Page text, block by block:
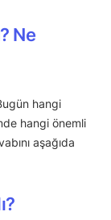
Ne
hangi
hangi önemli
aşağıda